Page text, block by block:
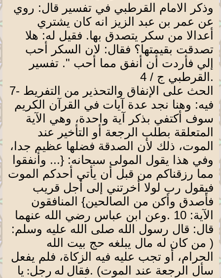
وذكر الامام القرطبي في تفسير قال: روي
عن عمر بن عبد الزيز انه كان يشتري
أعدالا من سكر يتصدق بها. فقيل له: هلا
تصدقت بقيمتها؟ فقال: لان السكر أحب
إلي فأردت أن أنفق مما أحب ". تفسير
القرطبي ج / 4.
7- الحث على الإنفاق والتحذير من التفريط
فيه: وهنا نجد عدة آيات في القرآن الكريم
سوف أكتفي بذكر آية واحدة، وهي الآية
المتعلقة بطلب الرجعة أو التأخير عند
الموت، ذلك لأن الصدقة فضلها عظيم جدا،
وفي هذا يقول المولى سبحانه: {... وأنفقوا
مما رزقناكم من قبل أن يأتي أحدكم الموت
فيقول رب لولا أخرتني إلى أجل قريب
فأصدق وأكن من الصالحين} المنافقون
الآية: 10
.وعن ابن عباس رضي الله عنهما
قال: قال رسول الله صلى الله عليه وسلم:
( من كان له مال يبلغه حج بيت الله
الحرام، أو تجب عليه فيه الزكاة، فلم يفعل
سأل الرجعة عند الموت) .فقال له رجل: يا